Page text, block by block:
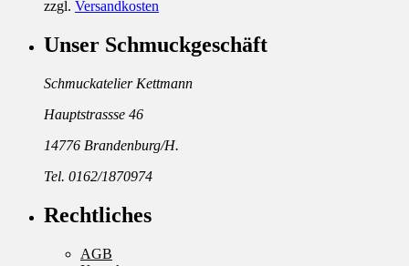
zzgl. Versandkosten
Unser Schmuckgeschäft
Schmuckatelier Kettmann
Hauptstrassse 46
14776 Brandenburg/H.
Tel. 0162/1870974
Rechtliches
AGB